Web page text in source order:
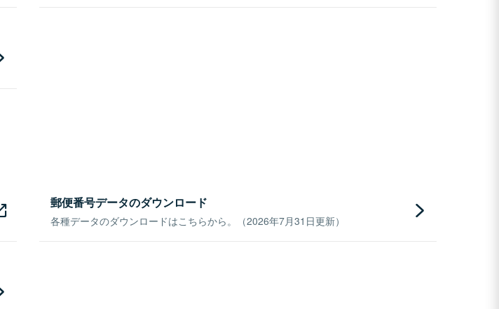
郵便番号データのダウンロード
各種データのダウンロードはこちらから。（2026年7月31日更新）